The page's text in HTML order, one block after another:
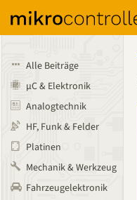
Alle Beiträge
µC & Elektronik
Analogtechnik
HF, Funk & Felder
Platinen
Mechanik & Werkzeug
Fahrzeugelektronik